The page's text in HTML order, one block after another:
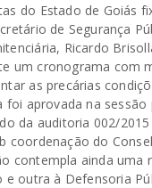
do Estado de Goiás
de Segurança
Ricardo
um cronograma com
as precárias
foi aprovada na sessão
da auditoria 002/
coordenação do
contempla ainda uma
e outra à Defensoria